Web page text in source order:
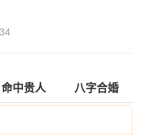
命中贵人 八字合婚